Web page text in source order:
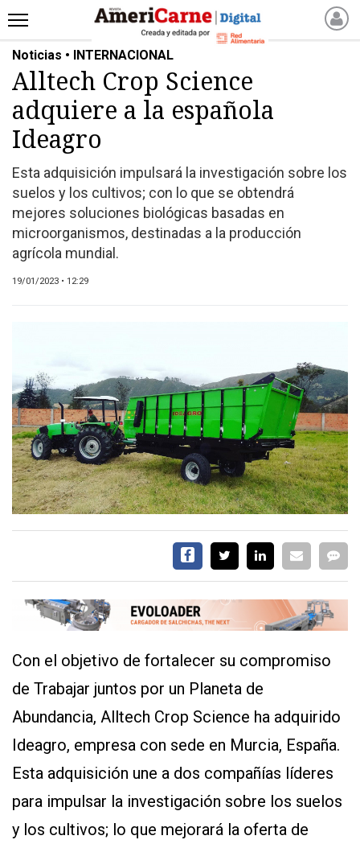
INICIO
NOTICIAS RECIENTES
NOTICIAS
ARTICULOS
PRODUCCIÓN
PROCESO
PRODUCTO
NUEVOS PRODUCTOS
MARKETPLACE
REVISTAS
EVENTOS Y
CAPACITACIONES
DIRECTORIO
CALENDARIO
MEDIA KIT
SERVICIOS
CONTÁCTENOS
TÉRMINOS
CONDICIONES
DE
MAPA
SITIO
Noticias • INTERNACIONAL
Alltech Crop Science
adquiere a la española
Ideagro
Esta adquisición impulsará la investigación sobre los
suelos y los cultivos; con lo que se obtendrá
mejores soluciones biológicas basadas en
microorganismos, destinadas a la producción
agrícola mundial.
19/01/2023 • 12:29
Con el objetivo de fortalecer su compromiso
de Trabajar juntos por un Planeta de
Abundancia, Alltech Crop Science ha adquirido
Ideagro, empresa con sede en Murcia, España.
Esta adquisición une a dos compañías líderes
para impulsar la investigación sobre los suelos
y los cultivos; lo que mejorará la oferta de